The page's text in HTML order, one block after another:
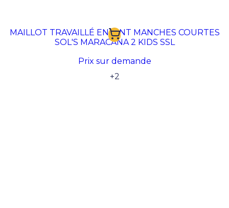
MAILLOT TRAVAILLÉ ENFANT MANCHES COURTES
SOL'S MARACANA 2 KIDS SSL
Prix sur demande
+2